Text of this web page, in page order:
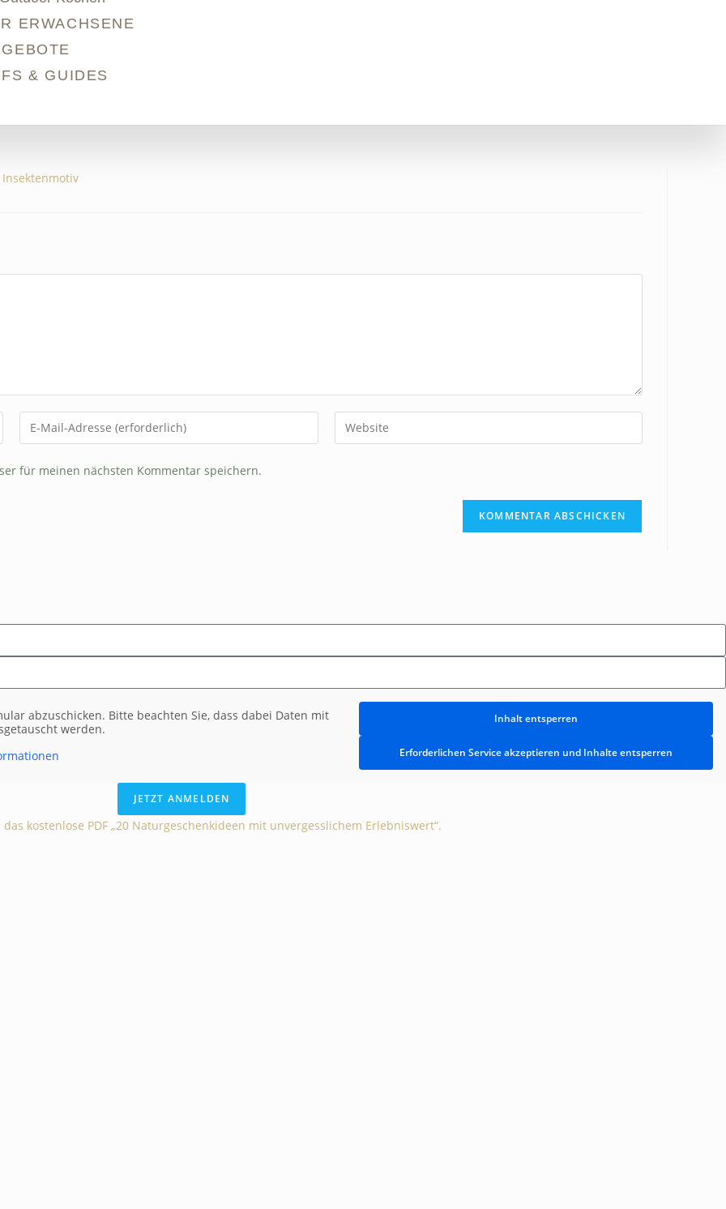
ERWACHSENE
& GUIDES
für meinen nächsten Kommentar speichern.
abzuschicken. Bitte beachten Sie, dass dabei Daten mit
werden.
Inhalt entsperren
Erforderlichen Service akzeptieren und Inhalte entsperren
JETZT ANMELDEN
kostenlose PDF „20 Naturgeschenkideen mit unvergesslichem Erlebniswert“.